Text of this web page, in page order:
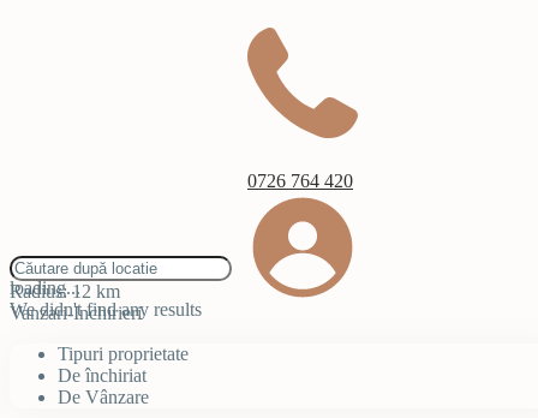
0726 764 420
click to enable zoom
loading...
We didn't find any results
Radius:12 km
Vanzari-Inchirieri
Tipuri proprietate
De închiriat
De Vânzare